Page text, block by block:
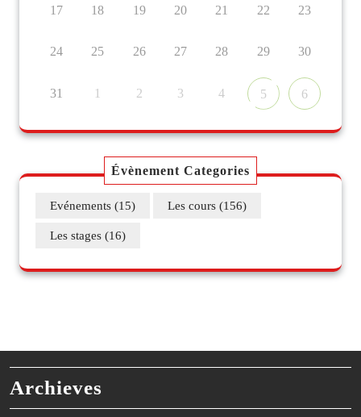
17 18 19 20 21 22 23
24 25 26 27 28 29 30
31 1 2 3 4 5 6
Évènement Categories
Evénements (15) Les cours (156)
Les stages (16)
Archieves